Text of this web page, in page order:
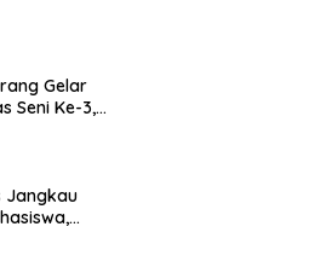
Gelar
Seni Ke-3,
Jangkau